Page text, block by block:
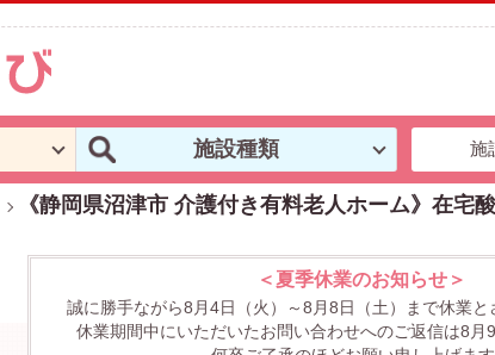
施設種類 施
《静岡県沼津市 介護付き有料老人ホーム》在宅
＜夏季休業のお知らせ＞
誠に勝手ながら8月4日（火）～8月8日（土）まで休業と
休業期間中にいただいたお問い合わせへのご返信は8月